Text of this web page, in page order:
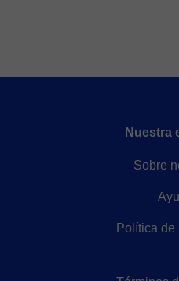
Nuestra
Sobre
Política de